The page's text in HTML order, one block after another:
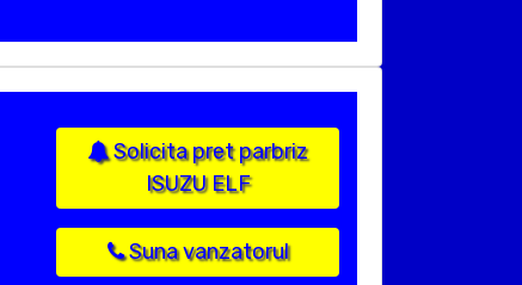
Solicita pret parbriz
ISUZU ELF
Suna vanzatorul